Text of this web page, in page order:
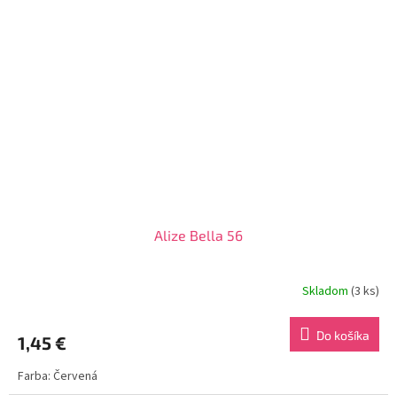
Alize Bella 56
Skladom (3 ks)
1,45 € Do košíka
Farba: Červená